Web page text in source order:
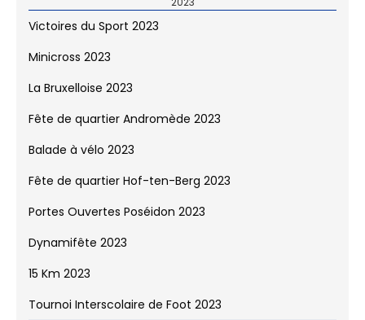
Dynamifête 2024
Victoires du Sport 2023
Minicross 2023
La Bruxelloise 2023
Fête de quartier Andromède 2023
Balade à vélo 2023
Fête de quartier Hof-ten-Berg 2023
Portes Ouvertes Poséidon 2023